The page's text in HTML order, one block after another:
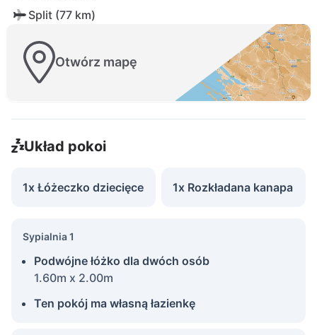
Split (77 km)
Otwórz mapę
Układ pokoi
1x Łóżeczko dziecięce 1x Rozkładana kanapa
Sypialnia 1
Podwójne łóżko dla dwóch osób
1.60m x 2.00m
Ten pokój ma własną łazienkę